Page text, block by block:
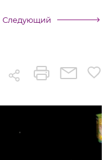
Следующий